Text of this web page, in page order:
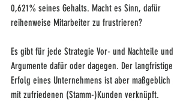
0,621% seines Gehalts. Macht es Sinn, dafür
reihenweise Mitarbeiter zu frustrieren?
Es gibt für jede Strategie Vor- und Nachteile und
Argumente dafür oder dagegen. Der langfristige
Erfolg eines Unternehmens ist aber maßgeblich
mit zufriedenen (Stamm-)Kunden verknüpft.